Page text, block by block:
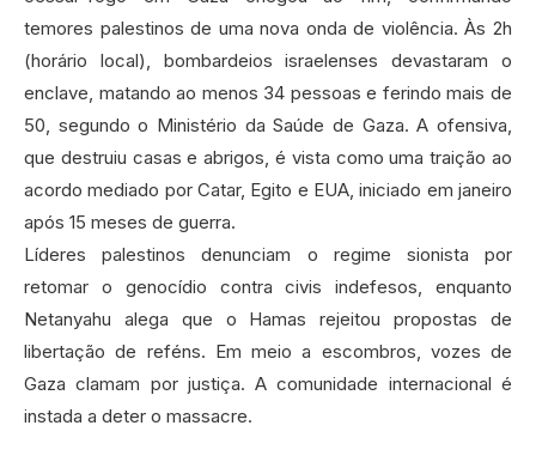
temores palestinos de uma nova onda de violência. Às 2h
(horário local), bombardeios israelenses devastaram o
enclave, matando ao menos 34 pessoas e ferindo mais de
50, segundo o Ministério da Saúde de Gaza. A ofensiva,
que destruiu casas e abrigos, é vista como uma traição ao
acordo mediado por Catar, Egito e EUA, iniciado em janeiro
após 15 meses de guerra.
Líderes palestinos denunciam o regime sionista por
retomar o genocídio contra civis indefesos, enquanto
Netanyahu alega que o Hamas rejeitou propostas de
libertação de reféns. Em meio a escombros, vozes de
Gaza clamam por justiça. A comunidade internacional é
instada a deter o massacre.